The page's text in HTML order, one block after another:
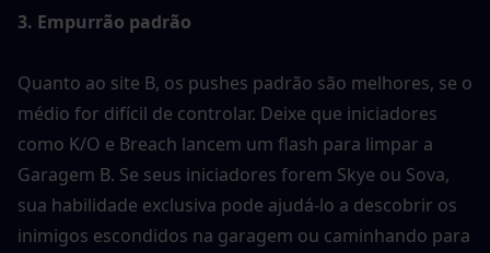
3. Empurrão padrão
Quanto ao site B, os pushes padrão são melhores, se o
médio for difícil de controlar. Deixe que iniciadores
como K/O e Breach lancem um flash para limpar a
Garagem B. Se seus iniciadores forem Skye ou Sova,
sua habilidade exclusiva pode ajudá-lo a descobrir os
inimigos escondidos na garagem ou caminhando para